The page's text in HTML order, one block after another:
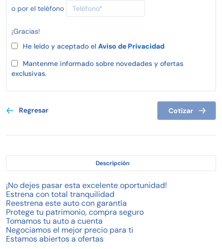
o por el teléfono
¡Gracias!
He leído y aceptado el Aviso de Privacidad
Mantenme informado sobre novedades y ofertas
exclusivas.
Regresar Cotizar
Descripción
¡No dejes pasar esta excelente oportunidad!
Estrena con total tranquilidad
Reestrena este auto con garantía
Protege tu patrimonio, compra seguro
Tomamos tu auto a cuenta
Negociamos el mejor precio para ti
Estamos abiertos a ofertas